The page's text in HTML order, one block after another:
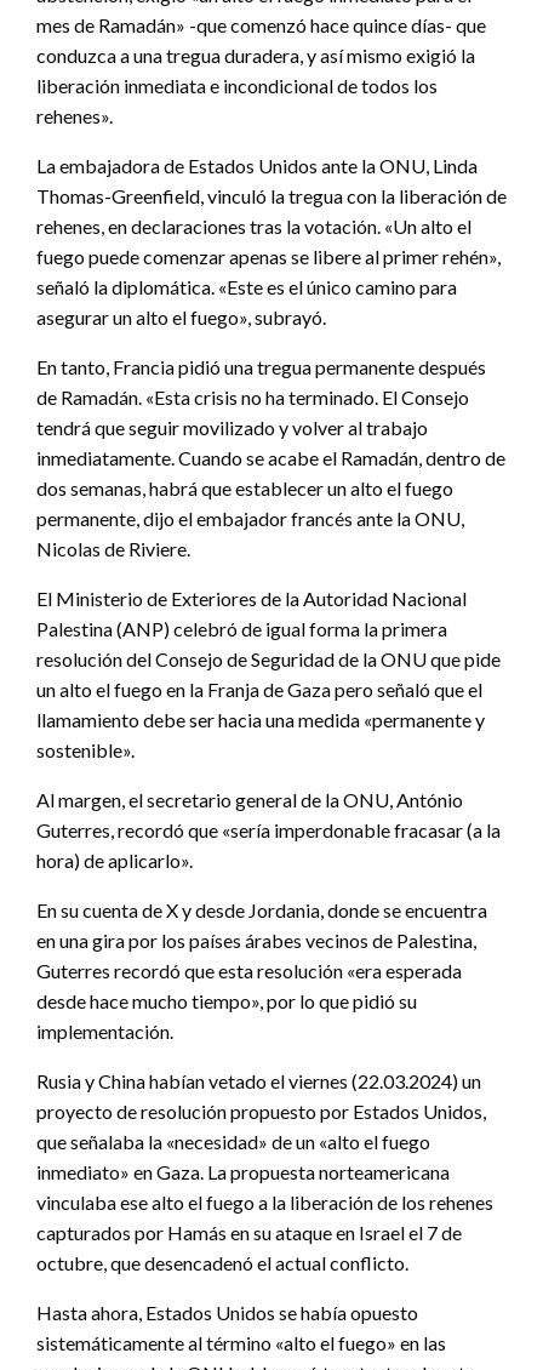
mes de Ramadán» -que comenzó hace quince días- que
conduzca a una tregua duradera, y así mismo exigió la
liberación inmediata e incondicional de todos los
rehenes».
La embajadora de Estados Unidos ante la ONU, Linda
Thomas-Greenfield, vinculó la tregua con la liberación de
rehenes, en declaraciones tras la votación. «Un alto el
fuego puede comenzar apenas se libere al primer rehén»,
señaló la diplomática. «Este es el único camino para
asegurar un alto el fuego», subrayó.
En tanto, Francia pidió una tregua permanente después
de Ramadán. «Esta crisis no ha terminado. El Consejo
tendrá que seguir movilizado y volver al trabajo
inmediatamente. Cuando se acabe el Ramadán, dentro de
dos semanas, habrá que establecer un alto el fuego
permanente, dijo el embajador francés ante la ONU,
Nicolas de Riviere.
El Ministerio de Exteriores de la Autoridad Nacional
Palestina (ANP) celebró de igual forma la primera
resolución del Consejo de Seguridad de la ONU que pide
un alto el fuego en la Franja de Gaza pero señaló que el
llamamiento debe ser hacia una medida «permanente y
sostenible».
Al margen, el secretario general de la ONU, António
Guterres, recordó que «sería imperdonable fracasar (a la
hora) de aplicarlo».
En su cuenta de X y desde Jordania, donde se encuentra
en una gira por los países árabes vecinos de Palestina,
Guterres recordó que esta resolución «era esperada
desde hace mucho tiempo», por lo que pidió su
implementación.
Rusia y China habían vetado el viernes (22.03.2024) un
proyecto de resolución propuesto por Estados Unidos,
que señalaba la «necesidad» de un «alto el fuego
inmediato» en Gaza. La propuesta norteamericana
vinculaba ese alto el fuego a la liberación de los rehenes
capturados por Hamás en su ataque en Israel el 7 de
octubre, que desencadenó el actual conflicto.
Hasta ahora, Estados Unidos se había opuesto
sistemáticamente al término «alto el fuego» en las